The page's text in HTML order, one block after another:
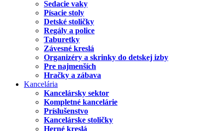
Sedacie vaky
Písacie stoly
Detské stoličky
Regály a police
Taburetky
Závesné kreslá
Organizéry a skrinky do detskej izby
Pre najmenších
Hračky a zábava
Kancelária
Kancelársky sektor
Kompletné kancelárie
Príslušenstvo
Kancelárske stoličky
Herné kreslá